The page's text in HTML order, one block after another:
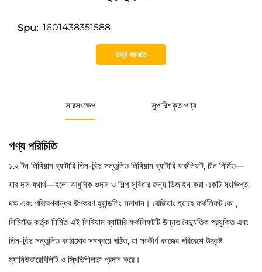
Spu: 1601438351588
তথ্য জানতে
সারসংক্ষেপ সুপারিশকৃত পণ্য
পণ্য পরিচিতি
১.২ টন লিথিয়াম ব্যাটারি তিন-বিন্দু সন্তুলিত লিথিয়াম ব্যাটারি ফর্কলিফট, চীন নির্মিত—
যার দাম যথার্থ—হলো আধুনিক গুদাম ও শিল্প সুবিধার জন্য ডিজাইন করা একটি সংক্ষিপ্ত,
দক্ষ এবং পরিবেশবান্ধব উপকরণ হ্যান্ডলিং সমাধান। ঝেজিয়াং হুয়াহে ফর্কলিফট কো.,
লিমিটেড কর্তৃক নির্মিত এই লিথিয়াম ব্যাটারি ফর্কলিফটটি উন্নত বৈদ্যুতিক প্রযুক্তি এবং
তিন-বিন্দু সন্তুলিত কাঠামোর সমন্বয়ে গঠিত, যা সংকীর্ণ কাজের পরিবেশে উৎকৃষ্ট
ম্যানিউভারেবিলিটি ও স্থিতিশীলতা প্রদান করে।